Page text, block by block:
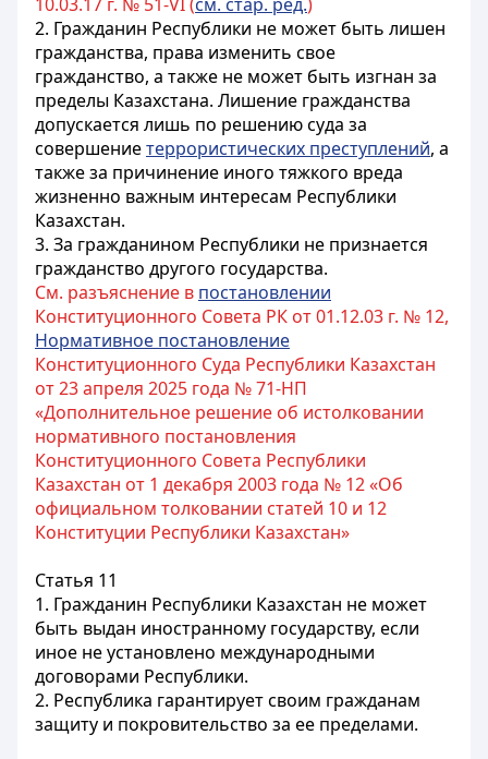
2. Гражданин Республики не может быть лишен
гражданства, права изменить свое
гражданство, а также не может быть изгнан за
пределы Казахстана. Лишение гражданства
допускается лишь по решению суда за
совершениетеррористических преступлений, а
также за причинение иного тяжкого вреда
жизненно важным интересам Республики
Казахстан.
3. За гражданином Республики не признается
гражданство другого государства.
См. разъяснение в постановлении
Конституционного Совета РК от 01.12.03 г. № 12,
Нормативное постановление
Конституционного Суда Республики Казахстан
от 23 апреля 2025 года № 71-НП
«Дополнительное решение об истолковании
нормативного постановления
Конституционного Совета Республики
Казахстан от 1 декабря 2003 года № 12 «Об
официальном толковании статей 10 и 12
Конституции Республики Казахстан»
Статья 11
1. Гражданин Республики Казахстан не может
быть выдан иностранному государству, если
иное не установлено международными
договорами Республики.
2. Республика гарантирует своим гражданам
защиту и покровительство за ее пределами.